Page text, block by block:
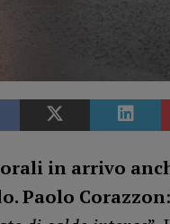
in arrivo
Paolo Corazzon